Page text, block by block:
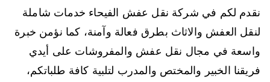
نقدم لكم في شركة نقل عفش الفيحاء خدمات شاملة
لنقل العفش والاثاث بطرق فعالة وآمنة، كما نؤمن خبرة
واسعة في مجال نقل عفش والمفروشات على أيدي
فريقنا الخبير والمختص والمدرب لتلبية كافة طلباتكم،